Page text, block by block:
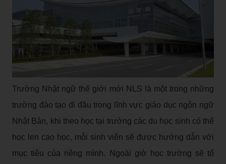
Trường Nhật ngữ thế giới mới NLS là một trong những
trường đào tạo đi đầu trong lĩnh vực giáo dục ngôn ngữ
Nhật Bản, khi theo học tại trường các du học sinh có thể
học len cao học, mỗi sinh viên sẽ được hướng dẫn với
mục tiêu của riêng mình. Ngoài giờ học trường sẽ tổ